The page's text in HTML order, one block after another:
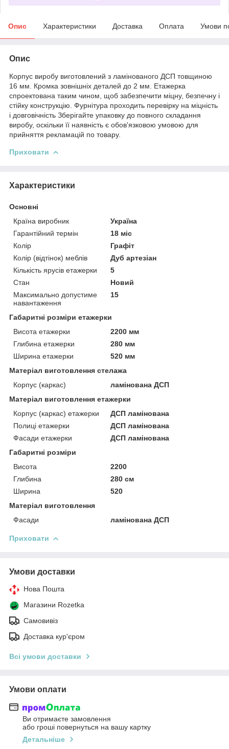
Опис Характеристики Доставка Оплата Умови
Опис
Корпус виробу виготовлений з ламінованого ДСП товщиною
16 мм. Кромка зовнішніх деталей до 2 мм. Етажерка
спроектована таким чином, щоб забезпечити міцну, безпечну і
стійку конструкцію. Фурнітура проходить перевірку на міцність
і довговічність Зберігайте упаковку до повного складання
виробу, оскільки її наявність є обов'язковою умовою для
прийняття рекламацій по товару.
Приховати
Характеристики
Основні
Країна виробник
Україна
Гарантійний термін
18 міс
Колір
Графіт
Колір (відтінок) меблів
Дуб артезіан
Кількість ярусів етажерки
5
Стан
Новий
Максимально допустиме
навантаження
15
Габаритні розміри етажерки
Висота етажерки
2200 мм
Глибина етажерки
280 мм
Ширина етажерки
520 мм
Матеріал виготовлення стелажа
Корпус (каркас)
ламінована ДСП
Матеріал виготовлення етажерки
Корпус (каркас) етажерки
ДСП ламінована
Полиці етажерки
ДСП ламінована
Фасади етажерки
ДСП ламінована
Габаритні розміри
Висота
2200
Глибина
280 см
Ширина
520
Матеріал виготовлення
Фасади
ламінована ДСП
Приховати
Умови доставки
Нова Пошта
Магазини Rozetka
Самовивіз
Доставка кур'єром
Всі умови доставки
Умови оплати
Ви отримаєте замовлення
або гроші повернуться на вашу картку
Детальніше